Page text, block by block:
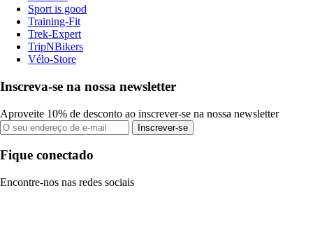
Sport is good
Training-Fit
Trek-Expert
TripNBikers
Vélo-Store
Inscreva-se na nossa newsletter
Aproveite 10% de desconto ao inscrever-se na nossa newsletter
Inscrever-se
Fique conectado
Encontre-nos nas redes sociais